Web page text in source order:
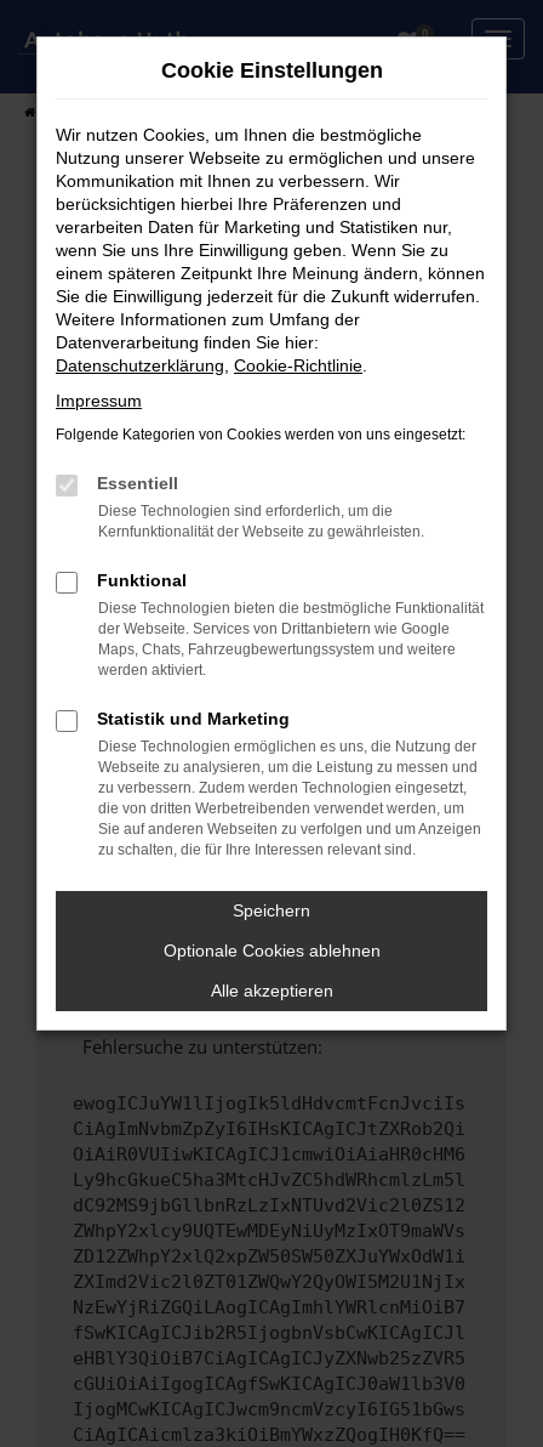
Zum
0
Fehler: Network Error
Beim Laden ist ein Fehler aufgetreten.
Hier sind ein paar Tipps, die dir helfen können:
Überprüfe deine Firewall und deine
Internetverbindung.
Laden andere Webseiten, zum Beispiel deine
Manche Erweiterungen, wie Werbeblocker,
können das Laden bestimmter Seiten
verhindern. Funktioniert die Seite in einem
Fenster?
Starte dein Gerät neu.
Das kann manchmal helfen, vorübergehende
Probleme zu beheben.
Stelle sicher, dass dein Browser und dein
Betriebssystem auf dem neuesten Stand
sind.
Veraltete Software birgt nicht nur ein
Sicherheitsrisiko, sondern kann auch dazu
führen, dass bestimmte Funktionen nicht mehr
Wende dich an den Webseitenbetreiber.
Wenn du alle oben genannten Schritte versucht
hast, kontaktiere uns bitte. Wir werden
versuchen, das Problem zu beheben. Du kannst
uns diesen Text schicken, um uns bei der
Fehlersuche zu unterstützen:
ewogICJuYW1lIjogIk5ldHdvcmtFcnJvciIs
CiAgImNvbmZpZyI6IHsKICAgICJtZXRob2Qi
OiAiR0VUIiwKICAgICJ1cmwiOiAiaHR0cHM6
Ly9hcGkueC5ha3MtcHJvZC5hdWRhcmlzLm5l
dC92MS9jbGllbnRzLzIxNTUvd2Vic2l0ZS12
ZWhpY2xlcy9UQTEwMDEyNiUyMzIxOT9maWVs
ZD12ZWhpY2xlQ2xpZW50SW50ZXJuYWxOdW1i
ZXImd2Vic2l0ZT01ZWQwY2QyOWI5M2U1NjIx
NzEwYjRiZGQiLAogICAgImhlYWRlcnMiOiB7
fSwKICAgICJib2R5IjogbnVsbCwKICAgICJl
eHBlY3QiOiB7CiAgICAgICJyZXNwb25zZVR5
cGUiOiAiIgogICAgfSwKICAgICJ0aW1lb3V0
IjogMCwKICAgICJwcm9ncmVzcyI6IG51bGws
CiAgICAicmlza3kiOiBmYWxzZQogIH0KfQ==
Cookie Einstellungen
Wir nutzen Cookies, um Ihnen die bestmögliche
Nutzung unserer Webseite zu ermöglichen und unsere
Kommunikation mit Ihnen zu verbessern. Wir
berücksichtigen hierbei Ihre Präferenzen und
verarbeiten Daten für Marketing und Statistiken nur,
wenn Sie uns Ihre Einwilligung geben. Wenn Sie zu
einem späteren Zeitpunkt Ihre Meinung ändern, können
Sie die Einwilligung jederzeit für die Zukunft widerrufen.
Weitere Informationen zum Umfang der
Datenverarbeitung finden Sie hier:
Datenschutzerklärung Cookie-Richtlinie
Impressum
Folgende Kategorien von Cookies werden von uns eingesetzt:
Essentiell
Diese Technologien sind erforderlich, um die
Kernfunktionalität der Webseite zu gewährleisten.
Funktional
Diese Technologien bieten die bestmögliche Funktionalität
der Webseite. Services von Drittanbietern wie Google
Maps, Chats, Fahrzeugbewertungssystem und weitere
werden aktiviert.
Statistik und Marketing
Diese Technologien ermöglichen es uns, die Nutzung der
Webseite zu analysieren, um die Leistung zu messen und
zu verbessern. Zudem werden Technologien eingesetzt,
die von dritten Werbetreibenden verwendet werden, um
Sie auf anderen Webseiten zu verfolgen und um Anzeigen
zu schalten, die für Ihre Interessen relevant sind.
Speichern
Optionale Cookies ablehnen
Alle akzeptieren